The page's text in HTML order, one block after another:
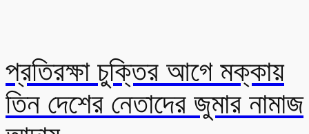
প্রতিরক্ষা চুক্তির আগে মক্কায়
তিন দেশের নেতাদের জুমার নামাজ